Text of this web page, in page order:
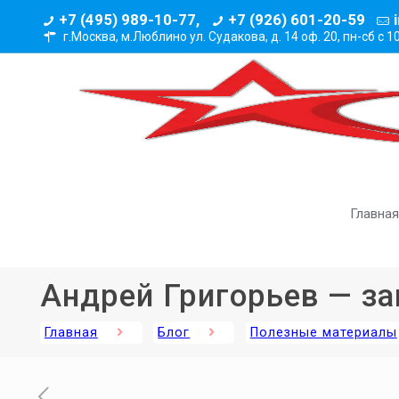
+7 (495) 989-10-77, +7 (926) 601-20-59
г.Москва, м.Люблино ул. Судакова, д. 14 оф. 20, пн-сб с
Главная
Андрей Григорьев —
Главная Блог Полезные материалы